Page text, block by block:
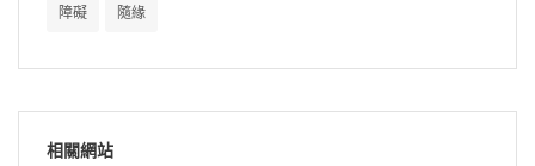
障礙 隨緣
相關網站